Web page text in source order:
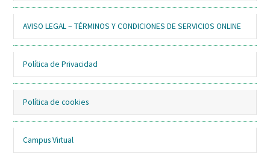
AVISO LEGAL – TÉRMINOS Y CONDICIONES DE SERVICIOS ONLINE
Política de Privacidad
Política de cookies
Campus Virtual